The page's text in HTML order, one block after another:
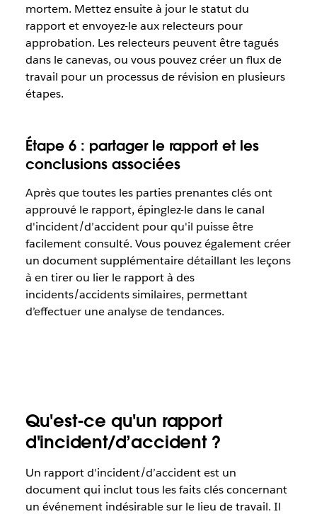
mortem. Mettez ensuite à jour le statut du
rapport et envoyez-le aux relecteurs pour
approbation. Les relecteurs peuvent être tagués
dans le canevas, ou vous pouvez créer un flux de
travail pour un processus de révision en plusieurs
étapes.
Étape 6 : partager le rapport et les
conclusions associées
Après que toutes les parties prenantes clés ont
approuvé le rapport, épinglez-le dans le canal
d'incident/d’accident pour qu'il puisse être
facilement consulté. Vous pouvez également créer
un document supplémentaire détaillant les leçons
à en tirer ou lier le rapport à des
incidents/accidents similaires, permettant
d’effectuer une analyse de tendances.
Qu'est-ce qu'un rapport
d'incident/d’accident ?
Un rapport d'incident/d’accident est un
document qui inclut tous les faits clés concernant
un événement indésirable sur le lieu de travail. Il